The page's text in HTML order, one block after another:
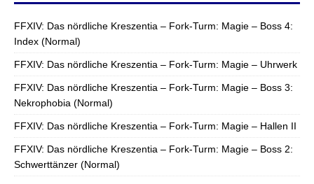
FFXIV: Das nördliche Kreszentia – Fork-Turm: Magie – Boss 4:
Index (Normal)
FFXIV: Das nördliche Kreszentia – Fork-Turm: Magie – Uhrwerk
FFXIV: Das nördliche Kreszentia – Fork-Turm: Magie – Boss 3:
Nekrophobia (Normal)
FFXIV: Das nördliche Kreszentia – Fork-Turm: Magie – Hallen II
FFXIV: Das nördliche Kreszentia – Fork-Turm: Magie – Boss 2:
Schwerttänzer (Normal)